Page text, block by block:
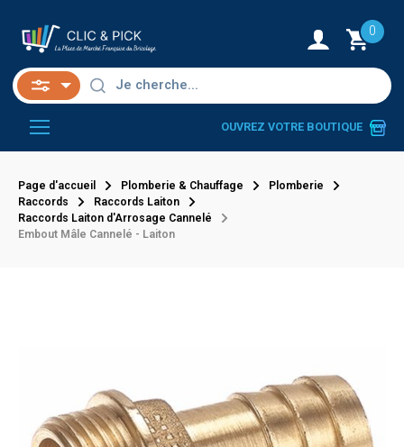
0
OUVREZ VOTRE BOUTIQUE
Page d'accueil Plomberie & Chauffage
Plomberie
Raccords
Raccords Laiton
Raccords Laiton d'Arrosage Cannelé
Embout Mâle Cannelé - Laiton